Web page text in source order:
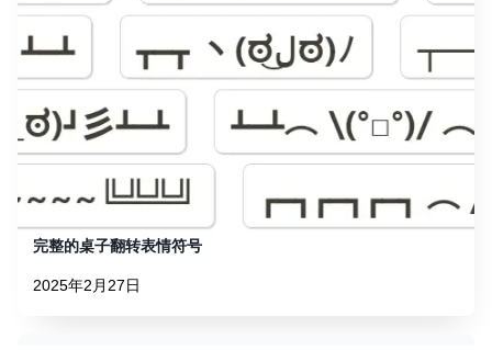
完整的桌子翻转表情符号
2025年2月27日